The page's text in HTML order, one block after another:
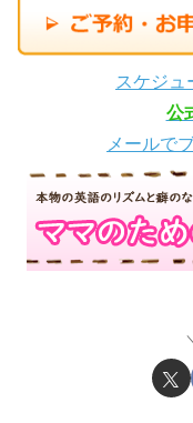
スケジュ
公
メールで